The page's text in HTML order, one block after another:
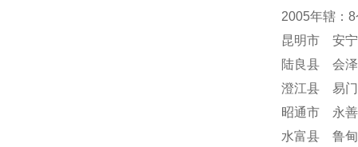
2005年辖：
昆明市 安
陆良县 会
澄江县 易
昭通市 永
水富县 鲁